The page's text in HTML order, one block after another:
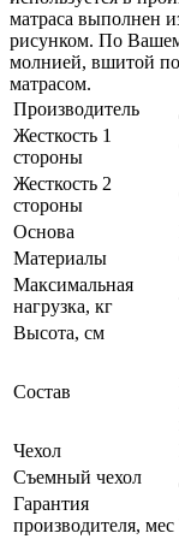
матраса выполнен
рисунком. По
молнией, вшитой по
матрасом.
Производитель
Жесткость 1
стороны
Жесткость 2
стороны
Основа
Материалы
Максимальная
нагрузка, кг
Высота, см
Состав
Чехол
Съемный чехол
Гарантия
производителя, мес